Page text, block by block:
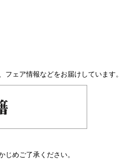
ェア情報などをお届けしています。
めご了承ください。